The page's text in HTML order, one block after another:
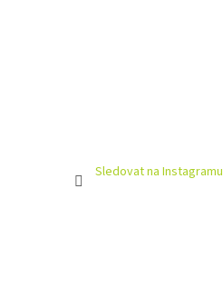
Sledovat na Instagramu